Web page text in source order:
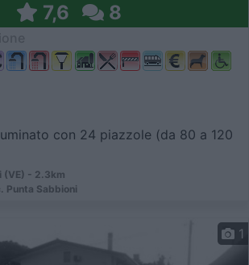
7,6 8
con 24 piazzole (da 80 a 120
(VE) - 2.3km
Punta Sabbioni
1